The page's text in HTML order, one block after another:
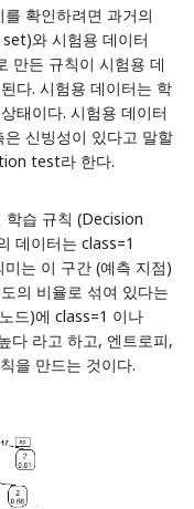
확인하려면 과거의
와 시험용 데이터
만든 규칙이 시험용 데
다. 시험용 데이터는 학
태이다. 시험용 데이터
신빙성이 있다고 말할
test라 한다.
학습 규칙 (Decision
데이터는 class=1
는 이 구간 (예측 지점)
의 비율로 섞여 있다는
드)에 class=1 이나
다 라고 하고, 엔트로피,
을 만드는 것이다.